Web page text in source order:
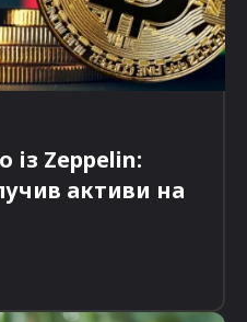
із Zeppelin:
активи на